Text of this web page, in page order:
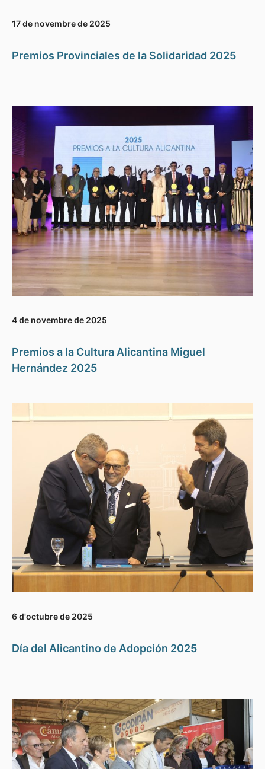
17 de novembre de 2025
Premios Provinciales de la Solidaridad 2025
4 de novembre de 2025
Premios a la Cultura Alicantina Miguel
Hernández 2025
6 d'octubre de 2025
Día del Alicantino de Adopción 2025